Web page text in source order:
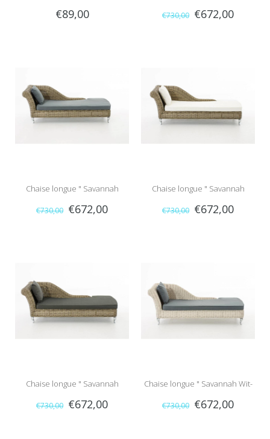
€89,00 Naturel-Bruin "
€730,00 €672,00
Chaise longue " Savannah
Naturel-Grijs "
€730,00 €672,00
Chaise longue " Savannah
Naturel-Crème "
€730,00 €672,00
Chaise longue " Savannah
Naturel-Antraciet "
€730,00 €672,00
Chaise longue " Savannah Wit-
Grijs "
€730,00 €672,00